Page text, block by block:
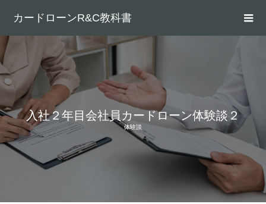
カードローンR&C教科書
入社２年目会社員カードローン体験談２
体験談